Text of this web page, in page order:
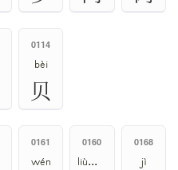
0114
bèi
贝
0161
wén
0160
liù、lù
0168
jì